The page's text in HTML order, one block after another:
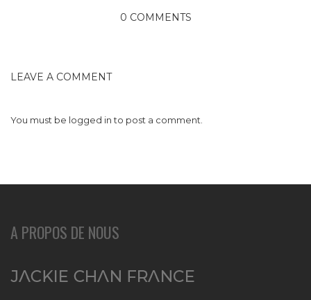
0 COMMENTS
LEAVE A COMMENT
You must be logged into post a comment.
A PROPOS DE NOUS